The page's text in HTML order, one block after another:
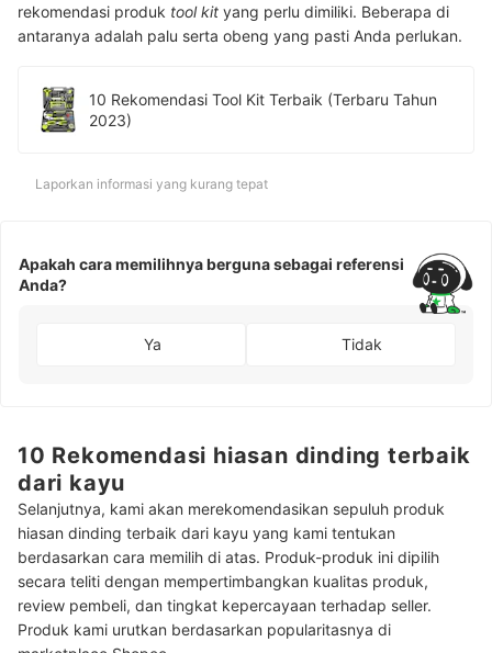
rekomendasi produk tool kit yang perlu dimiliki. Beberapa di
antaranya adalah palu serta obeng yang pasti Anda perlukan.
10 Rekomendasi Tool Kit Terbaik (Terbaru Tahun
2023)
Laporkan informasi yang kurang tepat
Apakah cara memilihnya berguna sebagai referensi
Anda?
Ya Tidak
10 Rekomendasi hiasan dinding terbaik
dari kayu
Selanjutnya, kami akan merekomendasikan sepuluh produk
hiasan dinding terbaik dari kayu yang kami tentukan
berdasarkan cara memilih di atas. Produk-produk ini dipilih
secara teliti dengan mempertimbangkan kualitas produk,
review pembeli, dan tingkat kepercayaan terhadap seller.
Produk kami urutkan berdasarkan popularitasnya di